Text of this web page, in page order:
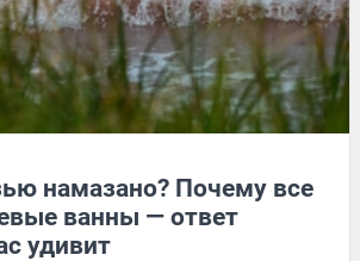
намазано? Почему все
ванны — ответ
удивит